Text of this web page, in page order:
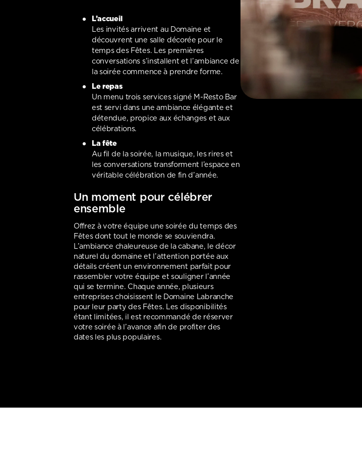
L’accueil
Les invités arrivent au Domaine et
découvrent une salle décorée pour le
temps des Fêtes. Les premières
conversations s’installent et l’ambiance de
la soirée commence à prendre forme.
Le repas
Un menu trois services signé M-Resto Bar
est servi dans une ambiance élégante et
détendue, propice aux échanges et aux
célébrations.
La fête
Au fil de la soirée, la musique, les rires et
les conversations transforment l’espace en
véritable célébration de fin d’année.
Un moment pour célébrer
ensemble
Offrez à votre équipe une soirée du temps des
Fêtes dont tout le monde se souviendra.
L’ambiance chaleureuse de la cabane, le décor
naturel du domaine et l’attention portée aux
détails créent un environnement parfait pour
rassembler votre équipe et souligner l’année
qui se termine. Chaque année, plusieurs
entreprises choisissent le Domaine Labranche
pour leur party des Fêtes. Les disponibilités
étant limitées, il est recommandé de réserver
votre soirée à l’avance afin de profiter des
dates les plus populaires.